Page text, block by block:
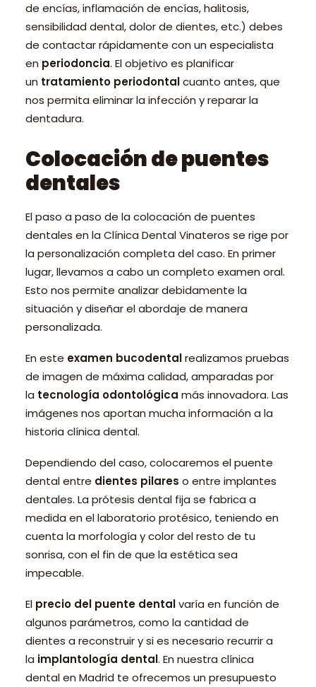
de encías, inflamación de encías, halitosis,
sensibilidad dental, dolor de dientes, etc.) debes
de contactar rápidamente con un especialista
en periodoncia. El objetivo es planificar
un tratamiento periodontalcuanto antes, que
nos permita eliminar la infección y reparar la
dentadura.
Colocación de puentes
dentales
El paso a paso de la colocación de puentes
dentales en la Clínica Dental Vinateros se rige por
la personalización completa del caso. En primer
lugar, llevamos a cabo un completo examen oral.
Esto nos permite analizar debidamente la
situación y diseñar el abordaje de manera
personalizada.
En este examen bucodentalrealizamos pruebas
de imagen de máxima calidad, amparadas por
la tecnología odontológica más innovadora. Las
imágenes nos aportan mucha información a la
historia clínica dental.
Dependiendo del caso, colocaremos el puente
dental entre dientes pilares o entre implantes
dentales. La prótesis dental fija se fabrica a
medida en el laboratorio protésico, teniendo en
cuenta la morfología y color del resto de tu
sonrisa, con el fin de que la estética sea
impecable.
El precio del puente dentalvaría en función de
algunos parámetros, como la cantidad de
dientes a reconstruir y si es necesario recurrir a
la implantología dental. En nuestra clínica
dental en Madrid te ofrecemos un presupuesto